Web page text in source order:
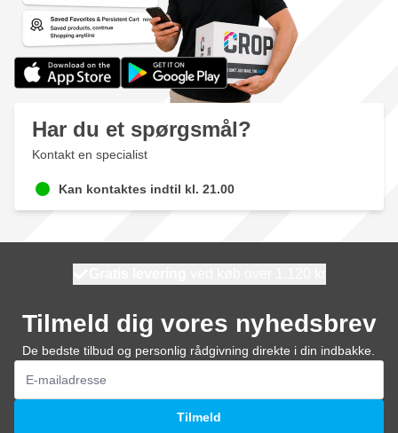
Har du et spørgsmål?
Kontakt en specialist
Kan kontaktes indtil kl. 21.00
Tilmeld dig vores nyhedsbrev
De bedste tilbud og personlig rådgivning direkte i din indbakke.
E-mail adresse
Tilmeld